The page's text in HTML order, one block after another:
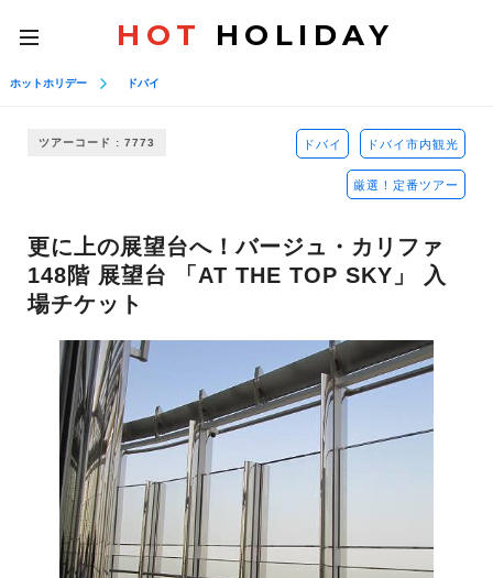
toggle
navigation
HOT HOLIDAY
ホットホリデー ドバイ
ツアーコード : 7773 ドバイ ドバイ市内観光
厳選！定番ツアー
更に上の展望台へ！バージュ・カリファ
148階 展望台 「AT THE TOP SKY」 入
場チケット